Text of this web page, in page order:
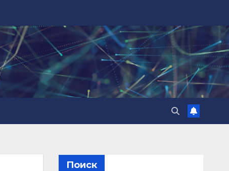
Поиск